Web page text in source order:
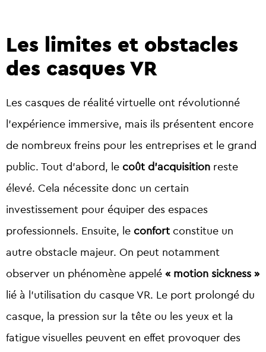
Les limites et obstacles
des casques VR
Les casques de réalité virtuelle ont révolutionné
l’expérience immersive, mais ils présentent encore
de nombreux freins pour les entreprises et le grand
public. Tout d’abord, le coût d’acquisition reste
élevé. Cela nécessite donc un certain
investissement pour équiper des espaces
professionnels. Ensuite, le confort constitue un
autre obstacle majeur. On peut notamment
observer un phénomène appelé « motion sickness »
lié à l’utilisation du casque VR. Le port prolongé du
casque, la pression sur la tête ou les yeux et la
fatigue visuelles peuvent en effet provoquer des